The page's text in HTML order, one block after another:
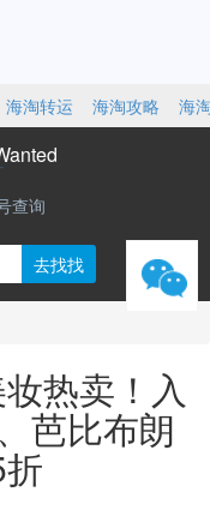
海淘转运 海淘攻略 海
查询
热卖！入
芭比布朗